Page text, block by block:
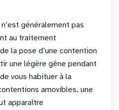
n’est généralement pas
au traitement
la pose d’une contention
une légère gêne pendant
vous habituer à la
amovibles, une
apparaître